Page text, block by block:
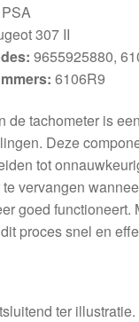
PSA
307 II
9655925880,
6106R9
de tachometer is
Deze
tot
vervangen
goed
proces snel en
ter illustratie.